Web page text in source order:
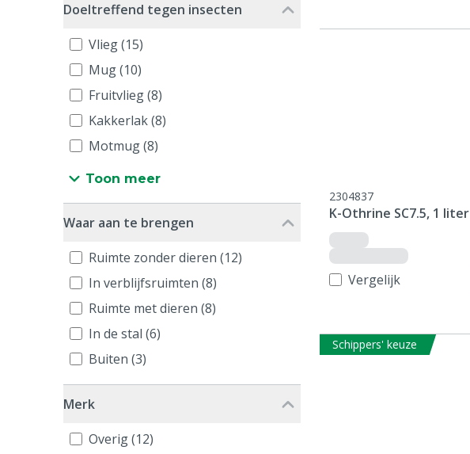
Doeltreffend tegen insecten
Vlieg (15)
Mug (10)
Fruitvlieg (8)
Kakkerlak (8)
Motmug (8)
Toon meer
Waar aan te brengen
Ruimte zonder dieren (12)
In verblijfsruimten (8)
Ruimte met dieren (8)
In de stal (6)
Buiten (3)
Merk
Overig (12)
2304837
K-Othrine SC7.5, 1 liter
Vergelijk
Schippers' keuze